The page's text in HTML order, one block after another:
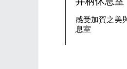
感受加賀之美
息室